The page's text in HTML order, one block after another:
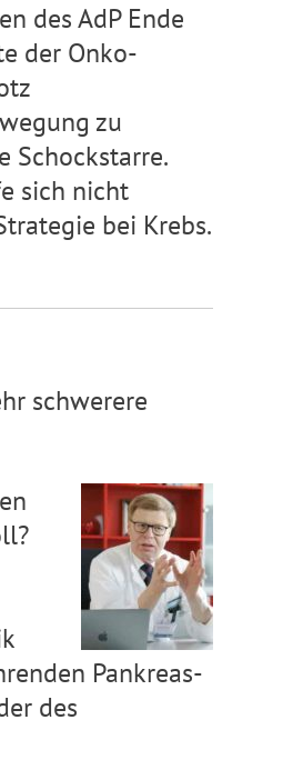
des AdP Ende
der Onko-
zu
Schockstarre.
sich nicht
bei Krebs.
schwerere
Pankreas-
des